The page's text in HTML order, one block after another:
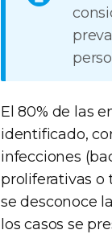
El 80% de las
identificado,
infecciones
proliferativas o
se desconoce
los casos se